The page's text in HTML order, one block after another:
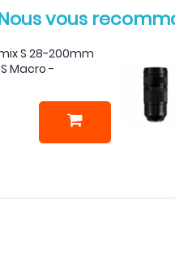
vous
S 28-200mm
Macro -